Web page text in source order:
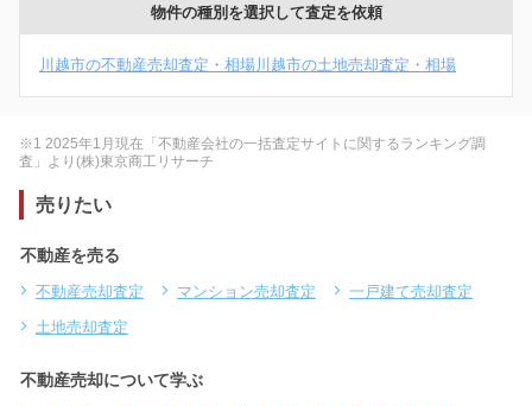
物件の種別を選択して査定を依頼
川越市の不動産売却査定・相場川越市の土地売却査定・相場
※1 2025年1月現在「不動産会社の一括査定サイトに関するランキング調
査」より(株)東京商工リサーチ
売りたい
不動産を売る
不動産売却査定 マンション売却査定
一戸建て売却査定
土地売却査定
不動産売却について学ぶ